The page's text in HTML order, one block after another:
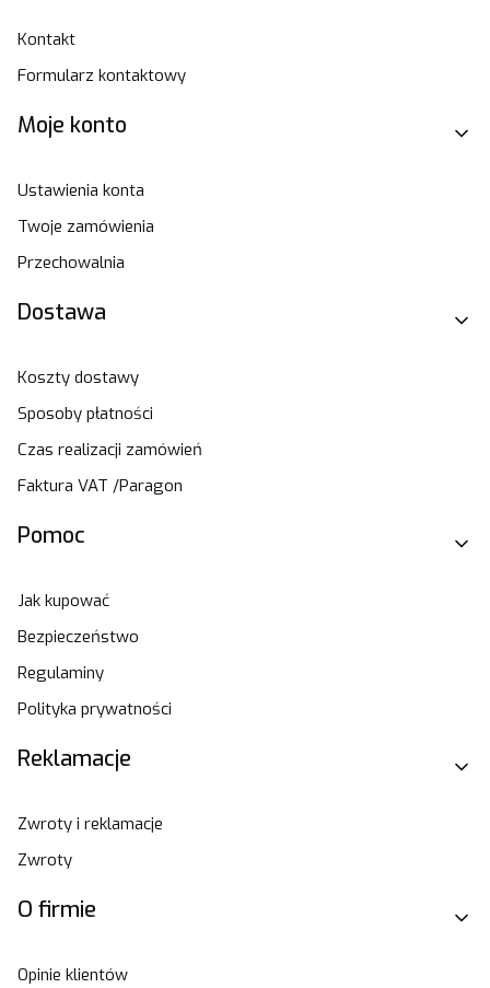
Kontakt
Formularz kontaktowy
Moje konto
Ustawienia konta
Twoje zamówienia
Przechowalnia
Dostawa
Koszty dostawy
Sposoby płatności
Czas realizacji zamówień
Faktura VAT /Paragon
Pomoc
Jak kupować
Bezpieczeństwo
Regulaminy
Polityka prywatności
Reklamacje
Zwroty i reklamacje
Zwroty
O firmie
Opinie klientów